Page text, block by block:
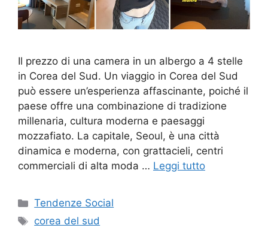
Il prezzo di una camera in un albergo a 4 stelle
in Corea del Sud. Un viaggio in Corea del Sud
può essere un’esperienza affascinante, poiché il
paese offre una combinazione di tradizione
millenaria, cultura moderna e paesaggi
mozzafiato. La capitale, Seoul, è una città
dinamica e moderna, con grattacieli, centri
commerciali di alta moda … Leggi tutto
Categorie
Tendenze Social
Tag
corea del sud